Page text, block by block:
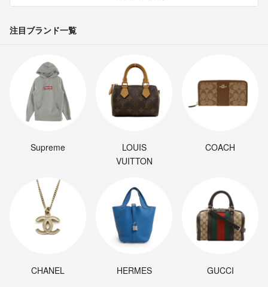
注目ブランド一覧
Supreme
LOUIS
VUITTON
COACH
CHANEL HERMES GUCCI